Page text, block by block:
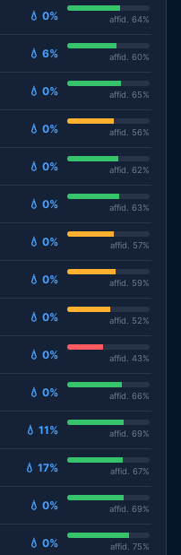
💧 0% affid. 64%
💧 6% affid. 60%
💧 0% affid. 65%
💧 0% affid. 56%
💧 0% affid. 62%
💧 0% affid. 63%
💧 0% affid. 57%
💧 0% affid. 59%
💧 0% affid. 52%
💧 0% affid. 43%
💧 0% affid. 66%
💧 11% affid. 69%
💧 17% affid. 67%
💧 0% affid. 69%
💧 0% affid. 75%